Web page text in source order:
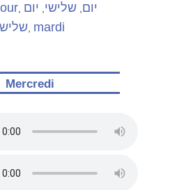
יום שלישי יום
, mardi
Mercredi